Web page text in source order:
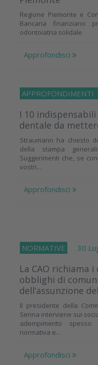
Regione Piemonte e
Bancaria finanziano
odontoiatria solidale
Approfondisci
APPROFONDIMENTI
I 10
dentale da
Straumann ha chiesto
della stampa
Suggerimenti che, se
vostri...
Approfondisci
NORMATIVE 30
La CAO richiama
obblighi di
dell’assunzione
Il presidente della
Senna interviene sui
adempimento
normativa e...
Approfondisci